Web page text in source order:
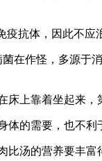
抗体，因此不应
在作怪，多源于
上靠着坐起来，
的需要，也不利
汤的营养要丰富